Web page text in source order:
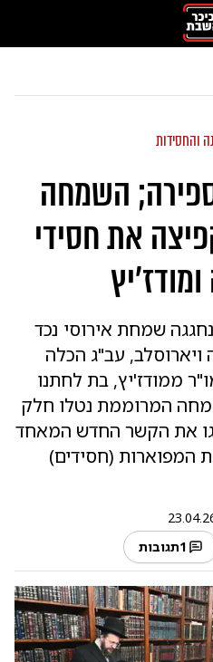
והחסידות
השמחה
את חסידי
שמחת אירוסי נכד
ויארוסלב, עב"ג הכלה
ממודז'יץ, בת לחתנו
המרוממת נטלו חלק
את הקשר החדש המאחד
המפוארות (חסידים)
1תגובות